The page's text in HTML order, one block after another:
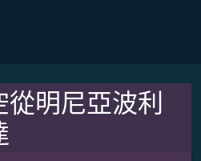
明尼亞波利